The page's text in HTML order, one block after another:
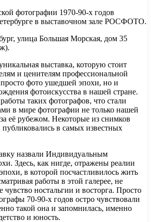
фотографии 1970-90-х годов
в выставочном зале РОСФОТО.
улица Большая Морская, дом 35
выставка, которую стоит
и ценителям профессиональной
фото ушедшей эпохи, но и
фотоискусства в нашей стране.
таких фотографов, что стали
в мире фотографии не только нашей
её рубежом. Некоторые из снимков
в самых известных
назвали Индивидуальным
Здесь, как нигде, отражены реалии
в которой посчастливилось жить
работы в этой галерее, не
чувство ностальгии и восторга. Просто
70-90-х годов остро чувствовали
такой она и запомнилась, именно
и юность.